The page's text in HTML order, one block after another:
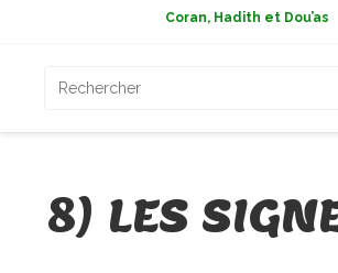
Coran, Hadith et Dou’as
8) LES